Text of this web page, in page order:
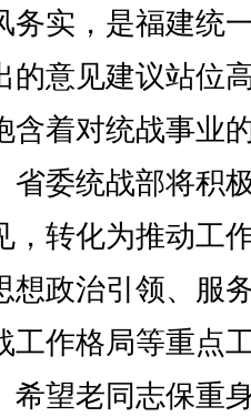
务实，是福建统
的意见建议站位
含着对统战事业
省委统战部将积
，转化为推动工
想政治引领、服
工作格局等重点
希望老同志保重